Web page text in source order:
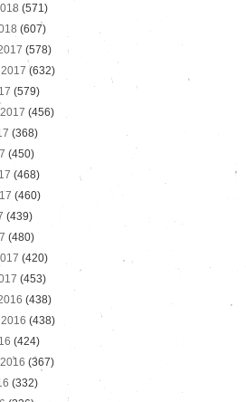
(571)
(607)
(578)
(632)
(579)
(456)
(368)
(450)
(468)
(460)
(439)
(480)
(420)
(453)
(438)
(438)
(424)
(367)
(332)